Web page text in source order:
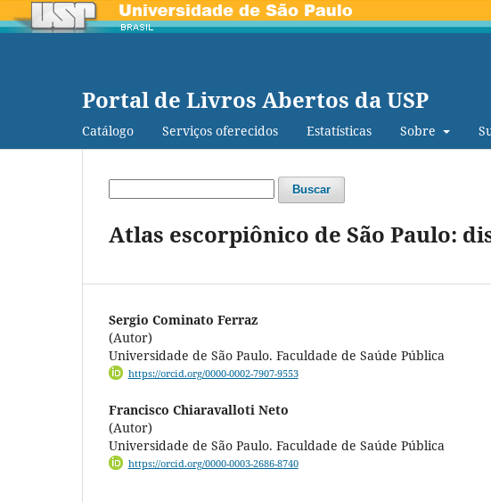
Portal de Livros Abertos da USP
Catálogo Serviços oferecidos Estatísticas Sobre
Buscar
Atlas escorpiônico de São Paulo:
Sergio Cominato Ferraz
(Autor)
Universidade de São Paulo. Faculdade de Saúde Pública
https://orcid.org/0000-0002-7907-9553
Francisco Chiaravalloti Neto
(Autor)
Universidade de São Paulo. Faculdade de Saúde Pública
https://orcid.org/0000-0003-2686-8740